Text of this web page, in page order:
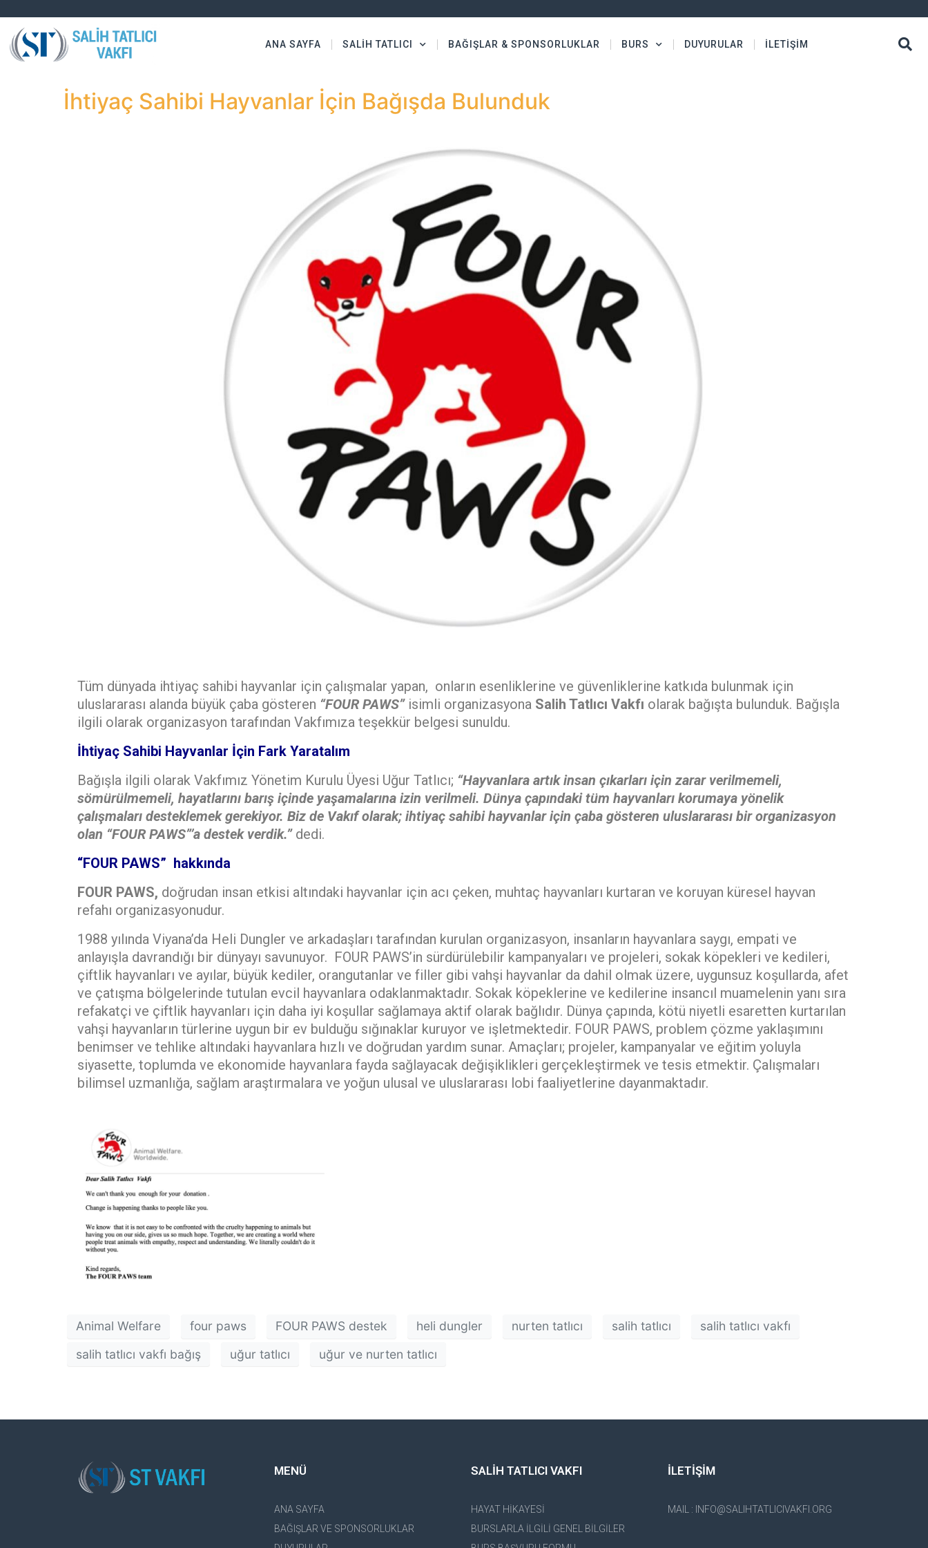
ANA SAYFA SALİH TATLICI BAĞIŞLAR & SPONSORLUKLAR BURS DUYURULAR İLETİŞİM
İhtiyaç Sahibi Hayvanlar İçin Bağışda Bulunduk
Tüm dünyada ihtiyaç sahibi hayvanlar için çalışmalar yapan, onların esenliklerine ve güvenliklerine katkıda bulunmak için
uluslararası alanda büyük çaba gösteren “FOUR PAWS” isimli organizasyona Salih Tatlıcı Vakfı olarak bağışta bulunduk. Bağışla
ilgili olarak organizasyon tarafından Vakfımıza teşekkür belgesi sunuldu.
İhtiyaç Sahibi Hayvanlar İçin Fark Yaratalım
Bağışla ilgili olarak Vakfımız Yönetim Kurulu Üyesi Uğur Tatlıcı; “Hayvanlara artık insan çıkarları için zarar verilmemeli,
sömürülmemeli, hayatlarını barış içinde yaşamalarına izin verilmeli. Dünya çapındaki tüm hayvanları korumaya yönelik
çalışmaları desteklemek gerekiyor. Biz de Vakıf olarak; ihtiyaç sahibi hayvanlar için çaba gösteren uluslararası bir organizasyon
olan “FOUR PAWS”’a destek verdik.” dedi.
“FOUR PAWS” hakkında
FOUR PAWS, doğrudan insan etkisi altındaki hayvanlar için acı çeken, muhtaç hayvanları kurtaran ve koruyan küresel hayvan
refahı organizasyonudur.
1988 yılında Viyana’da Heli Dungler ve arkadaşları tarafından kurulan organizasyon, insanların hayvanlara saygı, empati ve
anlayışla davrandığı bir dünyayı savunuyor. FOUR PAWS’in sürdürülebilir kampanyaları ve projeleri, sokak köpekleri ve kedileri,
çiftlik hayvanları ve ayılar, büyük kediler, orangutanlar ve filler gibi vahşi hayvanlar da dahil olmak üzere, uygunsuz koşullarda, afet
ve çatışma bölgelerinde tutulan evcil hayvanlara odaklanmaktadır. Sokak köpeklerine ve kedilerine insancıl muamelenin yanı sıra
refakatçi ve çiftlik hayvanları için daha iyi koşullar sağlamaya aktif olarak bağlıdır. Dünya çapında, kötü niyetli esaretten kurtarılan
vahşi hayvanların türlerine uygun bir ev bulduğu sığınaklar kuruyor ve işletmektedir. FOUR PAWS, problem çözme yaklaşımını
benimser ve tehlike altındaki hayvanlara hızlı ve doğrudan yardım sunar. Amaçları; projeler, kampanyalar ve eğitim yoluyla
siyasette, toplumda ve ekonomide hayvanlara fayda sağlayacak değişiklikleri gerçekleştirmek ve tesis etmektir. Çalışmaları
bilimsel uzmanlığa, sağlam araştırmalara ve yoğun ulusal ve uluslararası lobi faaliyetlerine dayanmaktadır.
Animal Welfare four paws FOUR PAWS destek heli dungler nurten tatlıcı salih tatlıcı
salih tatlıcı vakfı
salih tatlıcı vakfı bağış
uğur tatlıcı uğur ve nurten tatlıcı
MENÜ
ANA SAYFA
BAĞIŞLAR VE SPONSORLUKLAR
SALİH TATLICI VAKFI
HAYAT HİKAYESİ
BURSLARLA İLGİLİ GENEL BİLGİLER
İLETİŞİM
MAIL : INFO@SALIHTATLICIVAKFI.ORG